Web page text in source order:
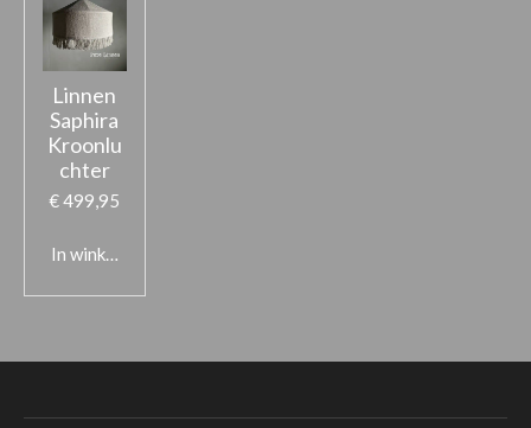
Linnen
Saphira
Kroonlu
chter
€ 499,95
In winkelwagen